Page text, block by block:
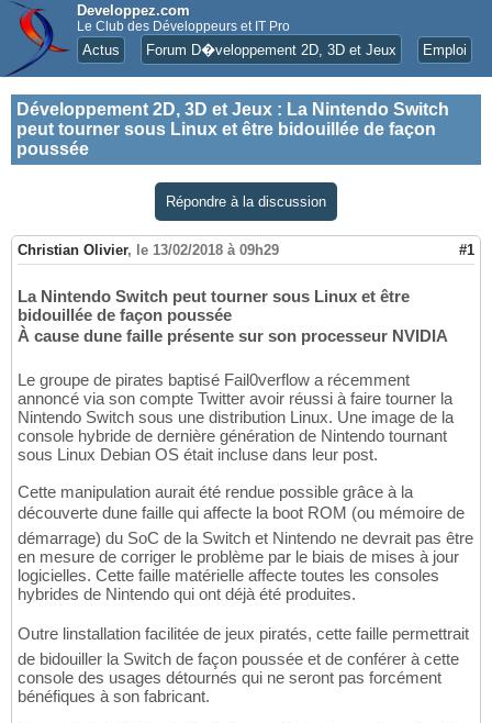
Developpez.com
Le Club des Développeurs et IT Pro
Actus Forum D�veloppement 2D, 3D et Jeux Emploi
Développement 2D, 3D et Jeux : La Nintendo Switch
peut tourner sous Linux et être bidouillée de façon
poussée
Répondre à la discussion
Christian Olivier, le 13/02/2018 à 09h29 #1
La Nintendo Switch peut tourner sous Linux et être
bidouillée de façon poussée
À cause dune faille présente sur son processeur NVIDIA
Le groupe de pirates baptisé Fail0verflow a récemment
annoncé via son compte Twitter avoir réussi à faire tourner la
Nintendo Switch sous une distribution Linux. Une image de la
console hybride de dernière génération de Nintendo tournant
sous Linux Debian OS était incluse dans leur post.
Cette manipulation aurait été rendue possible grâce à la
découverte dune faille qui affecte la boot ROM (ou mémoire de
démarrage) du SoC de la Switch et Nintendo ne devrait pas être
en mesure de corriger le problème par le biais de mises à jour
logicielles. Cette faille matérielle affecte toutes les consoles
hybrides de Nintendo qui ont déjà été produites.
Outre linstallation facilitée de jeux piratés, cette faille permettrait
de bidouiller la Switch de façon poussée et de conférer à cette
console des usages détournés qui ne seront pas forcément
bénéfiques à son fabricant.